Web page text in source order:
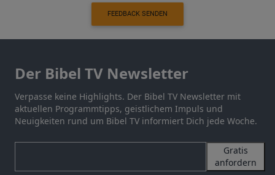
FEEDBACK SENDEN
Der Bibel TV Newsletter
Verpasse keine Highlights. Der Bibel TV Newsletter mit
aktuellen Programmtipps, geistlichem Impuls und
Neuigkeiten rund um Bibel TV informiert Dich jede Woche.
Gratis
anfordern